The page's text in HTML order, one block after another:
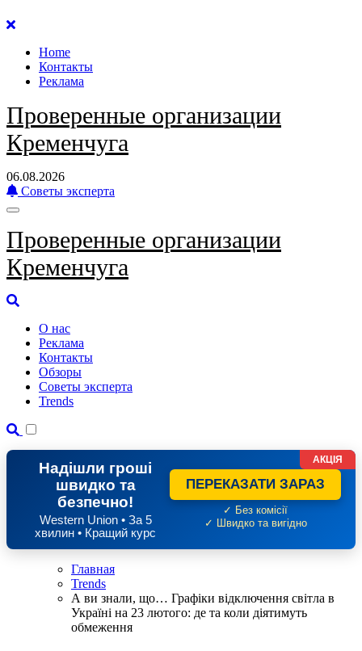
Перейти
содержанию
Home
Контакты
Реклама
Проверенные организации
Кременчуга
06.08.2026
Советы эксперта
Проверенные организации
Кременчуга
О нас
Реклама
Контакты
Обзоры
Советы эксперта
Trends
Надішли гроші
швидко та
безпечно!
Western Union • За 5
хвилин • Кращий курс
ПЕРЕКАЗАТИ ЗАРАЗ
✓ Без комісії
✓ Швидко та вигідно
АКЦІЯ
Главная
Trends
А ви знали, що… Графіки відключення світла в
Україні на 23 лютого: де та коли діятимуть
обмеження